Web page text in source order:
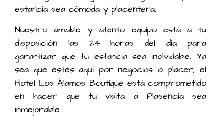
estancia sea cómoda y placentera.
Nuestro amable y atento equipo está a tu
disposición las 24 horas del día para
garantizar que tu estancia sea inolvidable. Ya
sea que estés aquí por negocios o placer, el
Hotel Los Álamos Boutique está comprometido
en hacer que tu visita a Plasencia sea
inmejorable.